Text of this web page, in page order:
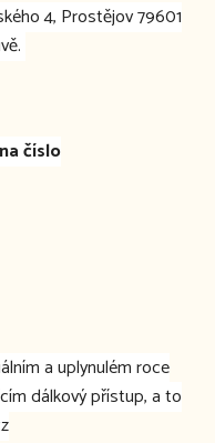
4, Prostějov 79601
číslo
a uplynulém roce
dálkový přístup, a to